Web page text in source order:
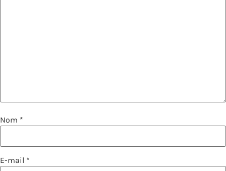
Nom *
E-mail *